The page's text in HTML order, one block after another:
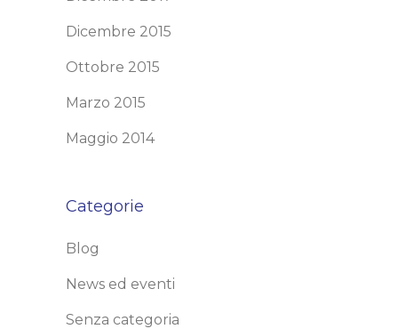
Dicembre 2015
Ottobre 2015
Marzo 2015
Maggio 2014
Categorie
Blog
News ed eventi
Senza categoria